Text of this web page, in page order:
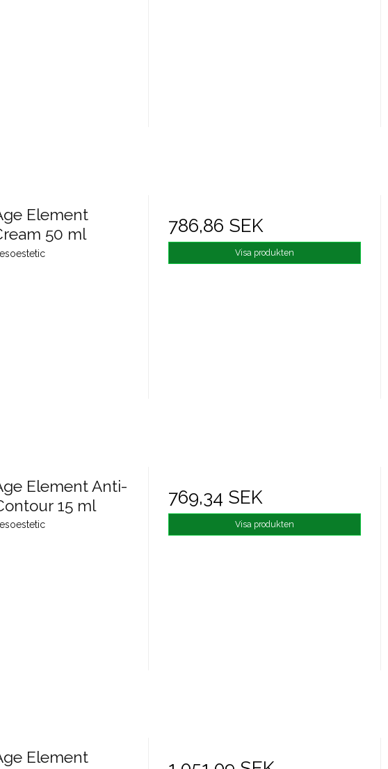
Element
50 ml
786,86 SEK
Visa produkten
Element Anti-
15 ml
769,34 SEK
Visa produkten
Element